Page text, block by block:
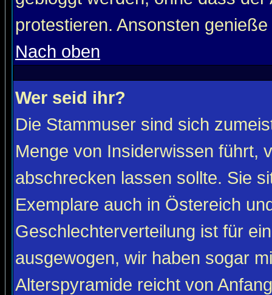
protestieren. Ansonsten
Nach oben
Wer seid ihr?
Die Stammuser sind sich
Menge von Insiderwissen führt,
abschrecken lassen sollte. Sie
Exemplare auch in Östereich
Geschlechterverteilung ist für
ausgewogen, wir haben sogar
Alterspyramide reicht von